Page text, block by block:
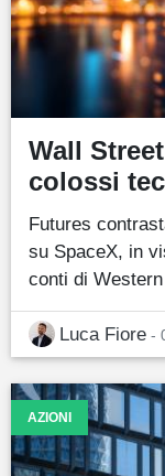
Wall
colossi
Futures
su SpaceX, in
conti di
Luca Fiore -
AZIONI